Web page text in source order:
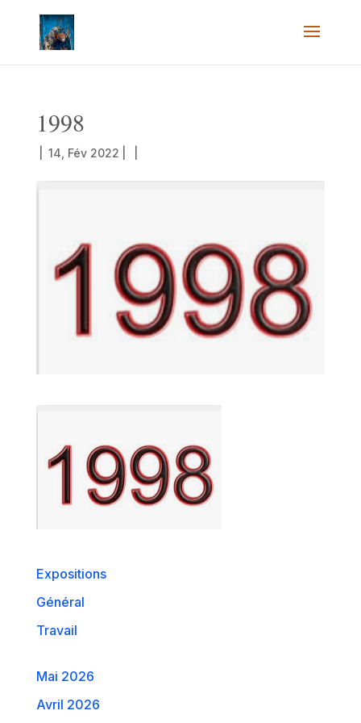
1998
14, Fév 2022
Expositions
Général
Travail
Mai 2026
Avril 2026